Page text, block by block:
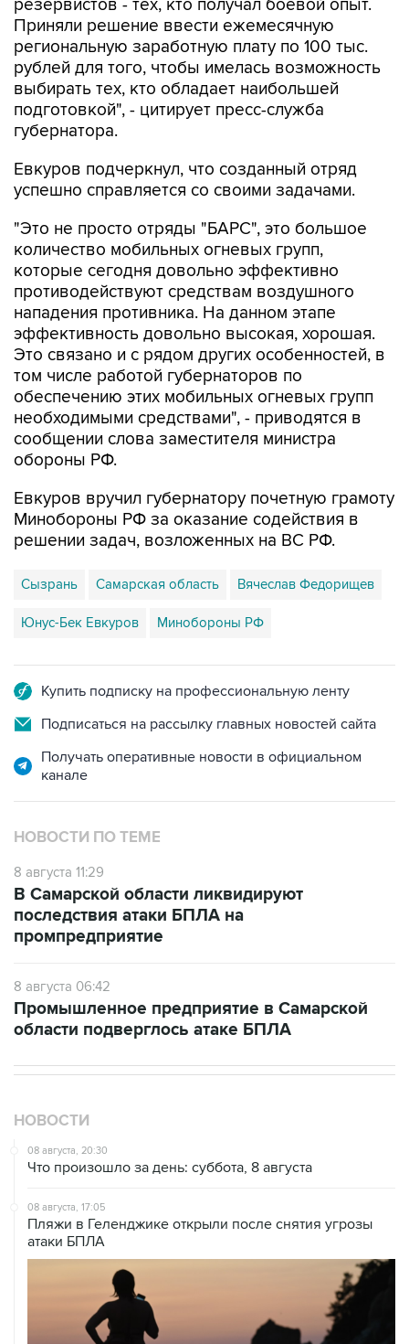
резервистов - тех, кто получал боевой опыт.
Приняли решение ввести ежемесячную
региональную заработную плату по 100 тыс.
рублей для того, чтобы имелась возможность
выбирать тех, кто обладает наибольшей
подготовкой", - цитирует пресс-служба
губернатора.
Евкуров подчеркнул, что созданный отряд
успешно справляется со своими задачами.
"Это не просто отряды "БАРС", это большое
количество мобильных огневых групп,
которые сегодня довольно эффективно
противодействуют средствам воздушного
нападения противника. На данном этапе
эффективность довольно высокая, хорошая.
Это связано и с рядом других особенностей, в
том числе работой губернаторов по
обеспечению этих мобильных огневых групп
необходимыми средствами", - приводятся в
сообщении слова заместителя министра
обороны РФ.
Евкуров вручил губернатору почетную грамоту
Минобороны РФ за оказание содействия в
решении задач, возложенных на ВС РФ.
Сызрань Самарская область Вячеслав Федорищев
Юнус-Бек Евкуров Минобороны РФ
Купить подписку на профессиональную ленту
Подписаться на рассылку главных новостей сайта
Получать оперативные новости в официальном
канале
НОВОСТИ ПО ТЕМЕ
8 августа 11:29
В Самарской области ликвидируют
последствия атаки БПЛА на
промпредприятие
8 августа 06:42
Промышленное предприятие в Самарской
области подверглось атаке БПЛА
НОВОСТИ
08 августа, 20:30
Что произошло за день: суббота, 8 августа
08 августа, 17:05
Пляжи в Геленджике открыли после снятия угрозы
атаки БПЛА